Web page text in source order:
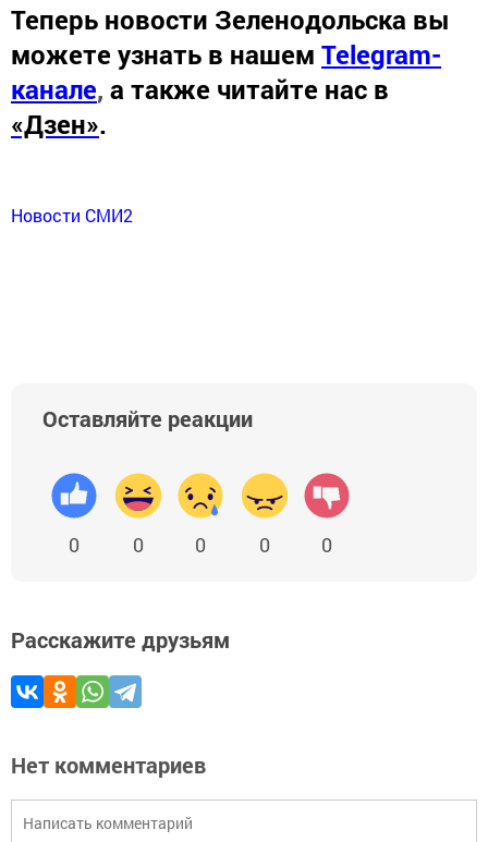
Теперь новости Зеленодольска вы
можете узнать в нашем Telegram-
канале, а также читайте нас в
«Дзен».
Новости СМИ2
Оставляйте реакции
0 0 0 0 0
Расскажите друзьям
Нет комментариев